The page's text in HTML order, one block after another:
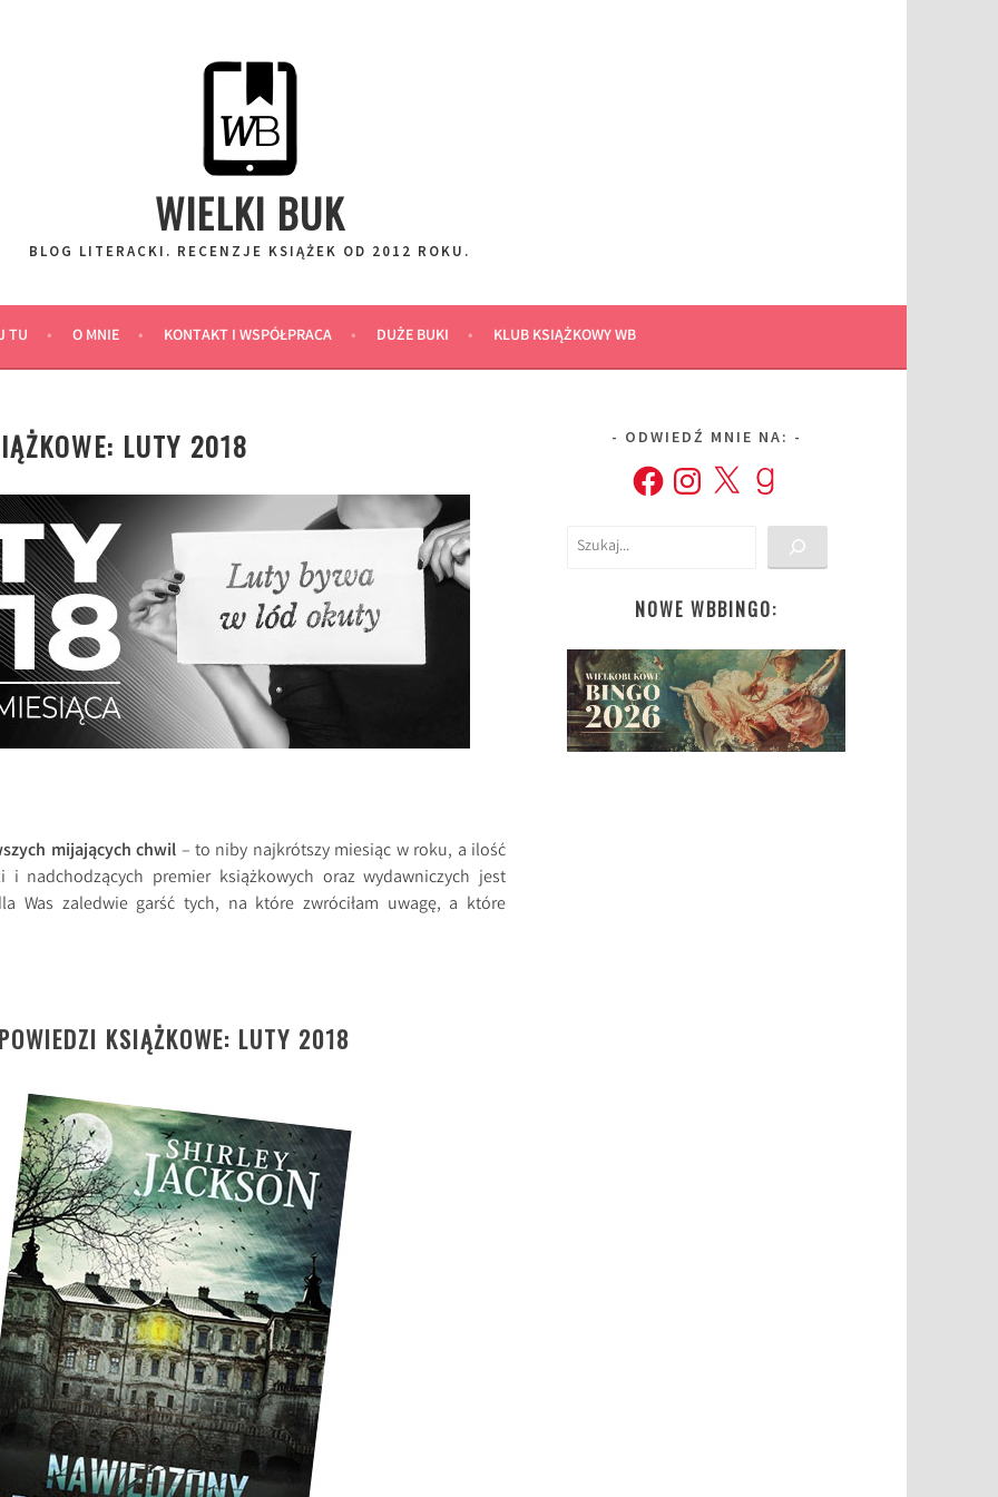
WIELKI BUK
BLOG LITERACKI. RECENZJE KSIĄŻEK OD 2012 ROKU.
TU O MNIE KONTAKT I WSPÓŁPRACA DUŻE BUKI KLUB KSIĄŻKOWY WB
LUTY 2018
mijających chwil – to niby najkrótszy miesiąc w roku, a ilość
i nadchodzących premier książkowych oraz wydawniczych jest
Was zaledwie garść tych, na które zwróciłam uwagę, a które
KSIĄŻKOWE: LUTY 2018
ODWIEDŹ MNIE NA:
FacebookInstagram
X Goodreads
Szukaj
NOWE WBBINGO: